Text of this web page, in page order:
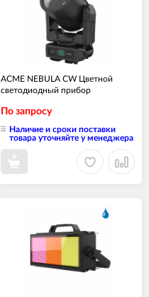
ACME NEBULA CW Цветной
светодиодный прибор
По запросу
Наличие и сроки поставки
товара уточняйте у менеджера